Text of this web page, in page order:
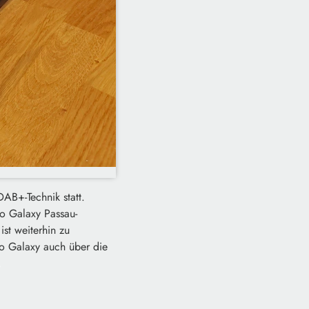
Technik statt.
Galaxy Passau-
weiterhin zu
Galaxy auch über die